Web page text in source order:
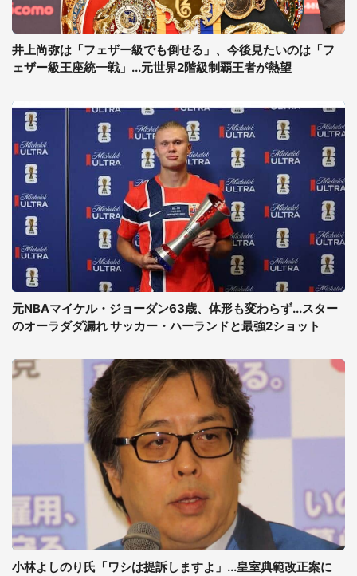
井上尚弥は「フェザー級でも倒せる」、今後見たいのは「フ
ェザー級王座統一戦」...元世界2階級制覇王者が熱望
元NBAマイケル・ジョーダン63歳、体形も変わらず...スター
のオーラダダ漏れ サッカー・ハーランドと最強2ショット
小林よしのり氏「ワシは提訴しますよ」...皇室典範改正案に